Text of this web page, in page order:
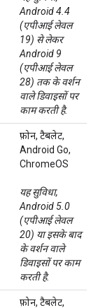
Android 4.4
(एपीआई लेवल
19) से लेकर
Android 9
(एपीआई लेवल
28) तक के वर्शन
वाले डिवाइसों पर
काम करती है.
फ़ोन, टैबलेट,
Android Go,
ChromeOS
यह सुविधा,
Android 5.0
(एपीआई लेवल
20) या इसके बाद
के वर्शन वाले
डिवाइसों पर काम
करती है.
फ़ोन, टैबलेट,